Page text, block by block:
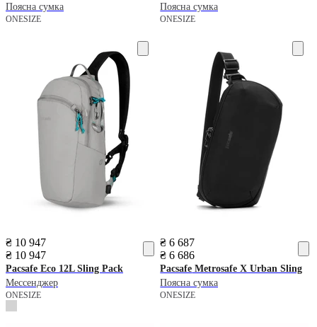
Поясна сумка
ONESIZE
Поясна сумка
ONESIZE
₴ 10 947
₴ 10 947
Pacsafe Eco 12L Sling Pack
Мессенджер
ONESIZE
₴ 6 687
₴ 6 686
Pacsafe Metrosafe X Urban Sling
Поясна сумка
ONESIZE